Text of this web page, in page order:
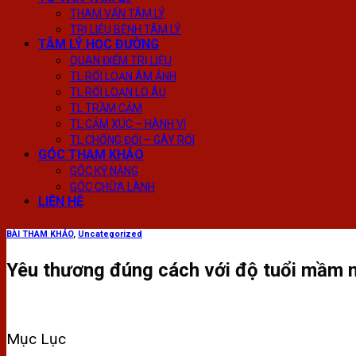
THAM VẤN TÂM LÝ
TRỊ LIỆU BỆNH TÂM LÝ
TÂM LÝ HỌC ĐƯỜNG
QUAN ĐIỂM TRỊ LIỆU
TL RỐI LOẠN ÁM ẢNH
TL RỐI LOẠN LO ÂU
TL TRẦM CẢM
TL CẢM XÚC – HÀNH VI
TL CHỐNG ĐỐI – GÂY RỐI
GÓC THAM KHẢO
GÓC KỸ NĂNG
GÓC CHỮA LÀNH
LIÊN HỆ
BÀI THAM KHẢO, Uncategorized
Yêu thương đúng cách với độ tuổi mầm
Mục Lục